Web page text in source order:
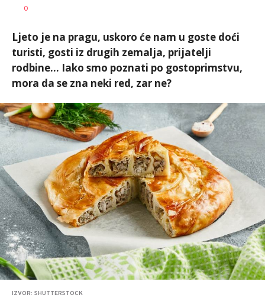
AUTOR
0
Ljeto je na pragu, uskoro će nam u goste doći
turisti, gosti iz drugih zemalja, prijatelji
rodbine... Iako smo poznati po gostoprimstvu,
mora da se zna neki red, zar ne?
IZVOR: SHUTTERSTOCK